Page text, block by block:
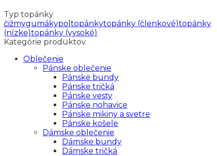
Typ topánky
čižmygumákypoltopánkytopánky (členkové)topánky
(nízke)topánky (vysoké)
Kategórie produktov
Oblečenie
Pánske oblečenie
Pánske bundy
Pánske tričká
Pánske vesty
Pánske nohavice
Pánske mikiny a svetre
Pánske košele
Dámske oblečenie
Dámske bundy
Dámske tričká